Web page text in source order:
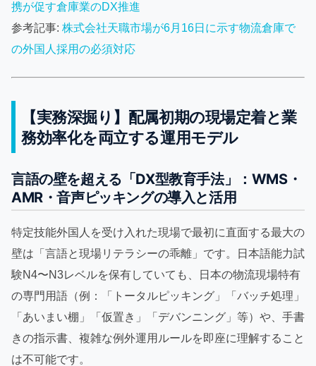
携が促す倉庫業のDX推進
参考記事: 株式会社天職市場が6月16日に示す物流倉庫で
の外国人採用の必須対応
【実務深掘り】配属初期の現場定着と業
務効率化を両立する運用モデル
言語の壁を超える「DX型教育手法」：WMS・
AMR・音声ピッキングの導入と活用
特定技能外国人を受け入れた現場で最初に直面する最大の
壁は「言語と現場リテラシーの乖離」です。日本語能力試
験N4〜N3レベルを保有していても、日本の物流現場特有
の専門用語（例：「トータルピッキング」「バッチ処理」
「あいまい棚」「仮置き」「デバンニング」等）や、手書
きの指示書、複雑な例外運用ルールを即座に理解すること
は不可能です。